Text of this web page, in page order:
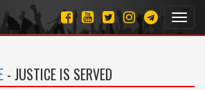
- JUSTICE IS SERVED